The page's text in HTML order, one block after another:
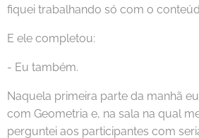
fiquei trabalhando só com o
E ele completou:
- Eu também.
Naquela primeira parte da manhã
com Geometria e, na sala na qual
perguntei aos participantes com